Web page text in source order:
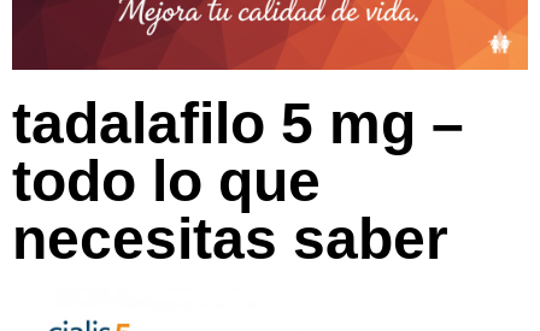
tadalafilo 5 mg –
todo lo que
necesitas saber